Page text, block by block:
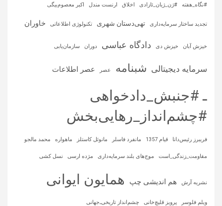
#نگاه_هفته #ژن_ژیان_ئازادی اخلاق ارنست مندل اکبر معصوم‌بیگی
تجدید ساختار سرمایه‌داری تهی‌دستان شهری تکنولوژی اطلاعاتی خاوران
خیزش آبان خیزش دی دادگاه عباسی دوران سازمان‌یابی
سرمایه‌ دیجیتالی شبنامه عصر عصر اطلاعات
ـ #جنبش_دادخواهی
#چشم‌انداز_رهایی‌بخش
فریبرز رئیس‌دانا قیام 1357 مانفرد فاسلر مانوئل کاستلز ماهواره‌ محمد مالجو
مقاومت_زندگی_است موج‌های بلند سرمایه‌داری مژده ارسی نسل کشی
نشریه آرش هم اندیشی چپ همایون ایوانی
ویلم فلوسر پرویز قلیچ‌خانی چشم‌انداز تاریخی‌ـ‌جهانی